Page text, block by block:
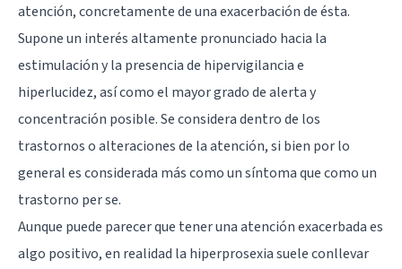
atención, concretamente de una exacerbación de ésta.
Supone un interés altamente pronunciado hacia la
estimulación y la presencia de hipervigilancia e
hiperlucidez, así como el mayor grado de alerta y
concentración posible. Se considera dentro de los
trastornos o alteraciones de la atención, si bien por lo
general es considerada más como un síntoma que como un
trastorno per se.
Aunque puede parecer que tener una atención exacerbada es
algo positivo, en realidad la hiperprosexia suele conllevar